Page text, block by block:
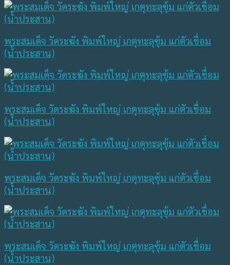
พระสมเด็จ วัดระฆัง พิมพ์ใหญ่ เกตุทะลุซุ้ม แก่ตัวเชื่อม
(น้ำประสาน)
พระสมเด็จ วัดระฆัง พิมพ์ใหญ่ เกตุทะลุซุ้ม แก่ตัวเชื่อม
(น้ำประสาน)
พระสมเด็จ วัดระฆัง พิมพ์ใหญ่ เกตุทะลุซุ้ม แก่ตัวเชื่อม
(น้ำประสาน)
พระสมเด็จ วัดระฆัง พิมพ์ใหญ่ เกตุทะลุซุ้ม แก่ตัวเชื่อม
(น้ำประสาน)